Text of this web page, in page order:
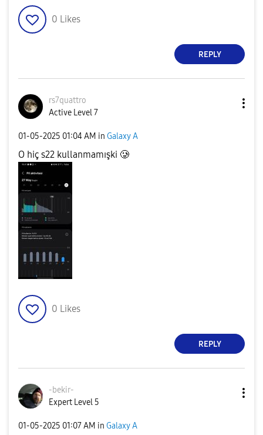
0 Likes
REPLY
rs7quattro
Active Level 7
‎01-05-2025 01:04 AM in Galaxy A
O hiç s22 kullanmamışki 🥲
0 Likes
REPLY
-bekir-
Expert Level 5
‎01-05-2025 01:07 AM in Galaxy A